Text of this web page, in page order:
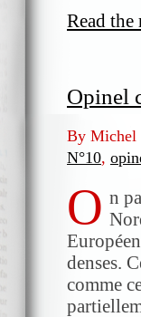
Read the
Opinel
By
N°10,
O n
denses.
comme